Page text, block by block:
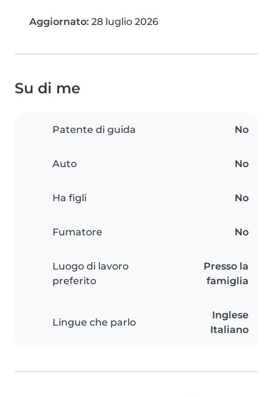
Aggiornato: 28 luglio 2026
Su di me
Patente di guida No
Auto No
Ha figli No
Fumatore No
Luogo di lavoro
preferito
Presso la
famiglia
Lingue che parlo
Inglese
Italiano